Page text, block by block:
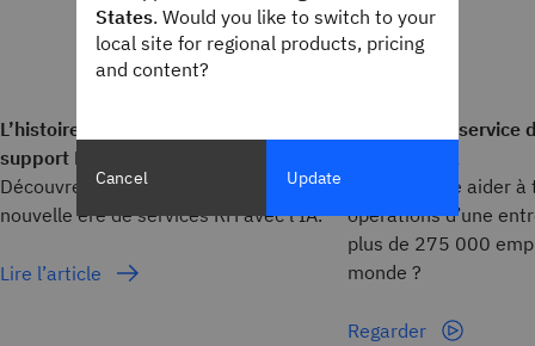
L’histoire d’IBM : transformer le
support RH avec l’IA agentique
Découvrez comment IBM ouvre une
nouvelle ère de services RH avec l’IA.
Lire l’article
Comment le service
misé sur l’IA
L’IA peut-elle aider
opérations d’une
plus de 275 000
monde ?
Regarder
States. Would you like to switch to your
local site for regional products, pricing
and content?
Cancel Update